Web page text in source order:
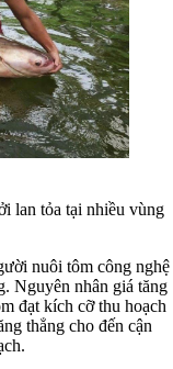
lan tỏa tại nhiều vùng
nuôi tôm công nghệ
Nguyên nhân giá tăng
đạt kích cỡ thu hoạch
thẳng cho đến cận